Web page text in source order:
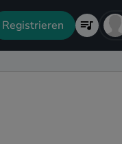
Registrieren